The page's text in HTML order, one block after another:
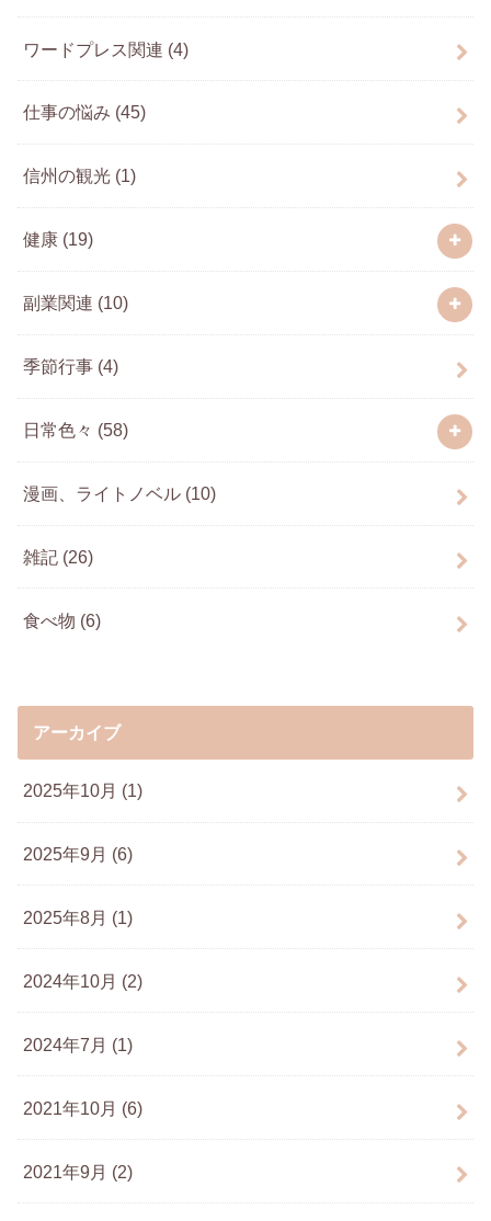
ワードプレス関連 (4)
仕事の悩み (45)
信州の観光 (1)
健康 (19)
副業関連 (10)
季節行事 (4)
日常色々 (58)
漫画、ライトノベル (10)
雑記 (26)
食べ物 (6)
アーカイブ
2025年10月 (1)
2025年9月 (6)
2025年8月 (1)
2024年10月 (2)
2024年7月 (1)
2021年10月 (6)
2021年9月 (2)